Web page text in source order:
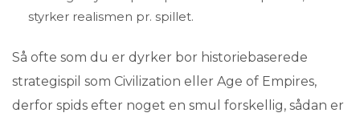
styrker realismen pr. spillet.
Så ofte som du er dyrker bor historiebaserede
strategispil som Civilization eller Age of Empires,
derfor spids efter noget en smul forskellig, sådan er